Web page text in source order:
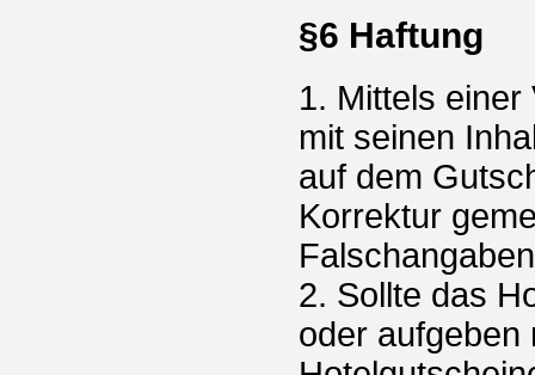
§6 Haftung
1. Mittels
mit seinen
auf dem
Korrektur
2. Sollte das
oder aufgeben